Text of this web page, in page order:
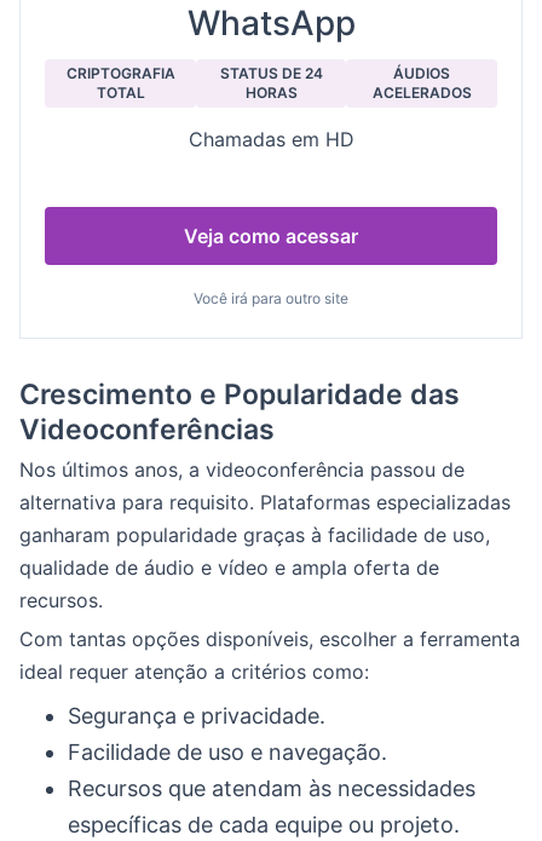
WhatsApp
CRIPTOGRAFIA
TOTAL
STATUS DE 24
HORAS
ÁUDIOS
ACELERADOS
Chamadas em HD
Veja como acessar
Você irá para outro site
Crescimento e Popularidade das
Videoconferências
Nos últimos anos, a videoconferência passou de
alternativa para requisito. Plataformas especializadas
ganharam popularidade graças à facilidade de uso,
qualidade de áudio e vídeo e ampla oferta de
recursos.
Com tantas opções disponíveis, escolher a ferramenta
ideal requer atenção a critérios como:
Segurança e privacidade.
Facilidade de uso e navegação.
Recursos que atendam às necessidades
específicas de cada equipe ou projeto.